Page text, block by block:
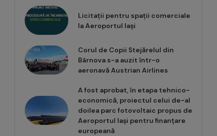
Licitații pentru spații comerciale
la Aeroportul Iași
Corul de Copii Stejărelul din
Bârnova s-a auzit într-o
aeronavă Austrian Airlines
A fost aprobat, în etapa tehnico-
economică, proiectul celui de-al
doilea parc fotovoltaic propus de
Aeroportul Iași pentru finanțare
europeană